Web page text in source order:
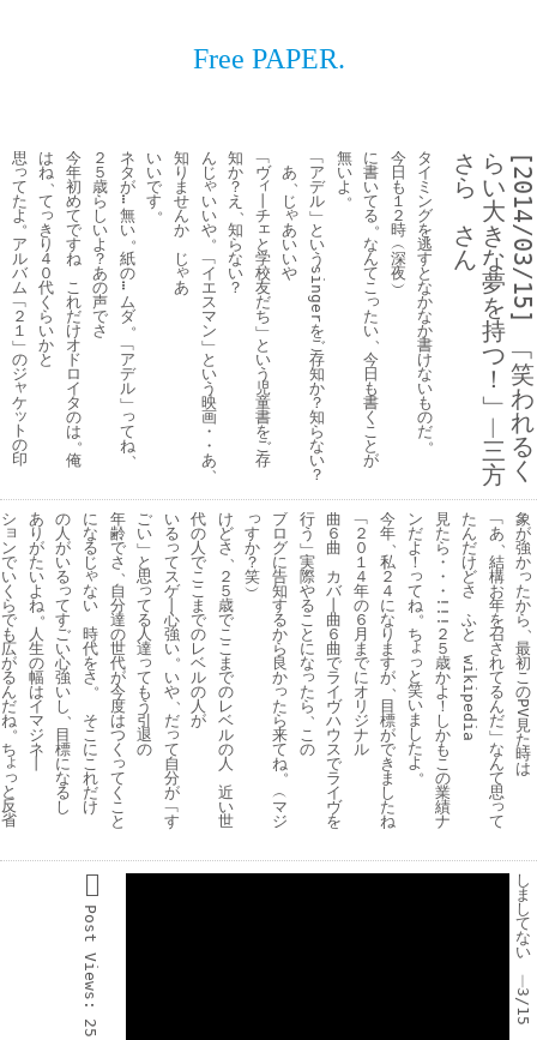
Free PAPER.
[2014/03/15]
﹁
笑
わ
れ
る
く
ら
い
大
き
な
夢
を
持
つ
！
﹂
︱
三
方
さ
ら
さ
ん
タ
イ
ミ
ン
グ
を
逃
す
と
な
か
な
か
書
け
な
い
も
の
だ。
今
日
も
１
２
時
︵
深
夜
︶
に
書
い
て
る。
な
ん
て
こ
っ
た
い、
今
日
も
書
く
こ
と
が
無
い
よ。
﹁
ア
デ
ル
﹂
と
い
う
singer
を
ご
存
知
か
？
知
ら
な
い
？
あ、
じ
ゃ
あ
い
い
や
﹁
ヴ
ィ
チ
ェ
と
学
校
友
だ
ち
﹂
と
い
う
児
童
書
を
ご
存
知
か
？
え、
知
ら
な
い
？
ん
じ
ゃ
い
い
や。
﹁
イ
エ
ス
マ
ン
﹂
と
い
う
映
画
・
・
あ、
知
り
ま
せ
ん
か
じ
ゃ
あ
い
い
で
す。
ネ
タ
が
…
無
い。
紙
の
…
ム
ダ。
﹁
ア
デ
ル
﹂
っ
て
ね、
２
５
歳
ら
し
い
よ
？
あ
の
声
で
さ
今
年
初
め
て
で
す
ね
こ
れ
だ
け
オ
ド
ロ
イ
タ
の
は。
俺
は
ね、
て
っ
き
り
４
０
代
く
ら
い
か
と
思
っ
て
た
よ。
ア
ル
バ
ム
﹁
２
１
﹂
の
ジ
ャ
ケ
ッ
ト
の
印
象
が
強
か
っ
た
か
ら
最
初
こ
の
PV
見
た
時
は
﹁
あ、
結
構
お
年
を
召
さ
れ
て
る
ん
だ
﹂
な
ん
て
思
っ
て
た
ん
だ
け
ど
さ
ふ
と
wikipedia
見
た
ら
・
・
・
!!!
２
５
歳
か
よ
！
し
か
も
こ
の
業
績
ナ
ン
だ
よ
！
っ
て
ね。
ち
ょ
っ
と
笑
い
ま
し
た
よ。
今
年、
私
２
４
に
な
り
ま
す
が、
目
標
が
で
き
ま
し
た
ね
﹁
２
０
１
４
年
の
６
月
ま
で
に
オ
リ
ジ
ナ
ル
曲
６
曲
カ
バ
曲
６
曲
で
ラ
イ
ヴ
ハ
ウ
ス
で
ラ
イ
ヴ
を
行
う
﹂
実
際
や
る
こ
と
に
な
っ
た
ら、
こ
の
ブ
ロ
グ
に
告
知
す
る
か
ら
良
か
っ
た
ら
来
て
ね。
︵
マ
ジ
っ
す
か
？
笑
︶
け
ど
さ、
２
５
歳
で
こ
こ
ま
で
の
レ
ベ
ル
の
人
近
い
世
代
の
人
で
こ
こ
ま
で
の
レ
ベ
ル
の
人
が
い
る
っ
て
ス
ゲ
心
強
い。
い
や、
だ
っ
て
自
分
が
﹁
す
ご
い
﹂
と
思
っ
て
る
人
達
っ
て
も
う
引
退
の
年
齢
で
さ、
自
分
達
の
世
代
が
今
度
は
つ
く
っ
て
く
こ
と
に
な
る
じ
ゃ
な
い
時
代
を
さ。
そ
こ
に
こ
れ
だ
け
の
人
が
い
る
っ
て
す
ご
い
心
強
い
し、
目
標
に
な
る
し
あ
り
が
た
い
よ
ね。
人
生
の
幅
は
イ
マ
ジ
ネ
シ
ョ
ン
で
い
く
ら
で
も
広
が
る
ん
だ
ね。
ち
ょ
っ
と
反
省
し
ま
し
て
な
い
︱
3/15
Post
Views:
25